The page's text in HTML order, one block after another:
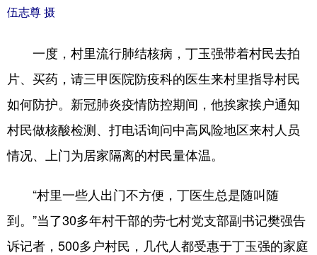
伍志尊 摄
一度，村里流行肺结核病，丁玉强带着村民去拍
片、买药，请三甲医院防疫科的医生来村里指导村民
如何防护。新冠肺炎疫情防控期间，他挨家挨户通知
村民做核酸检测、打电话询问中高风险地区来村人员
情况、上门为居家隔离的村民量体温。
“村里一些人出门不方便，丁医生总是随叫随
到。”当了30多年村干部的劳七村党支部副书记樊强告
诉记者，500多户村民，几代人都受惠于丁玉强的家庭